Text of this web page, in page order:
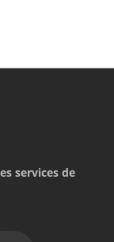
services de